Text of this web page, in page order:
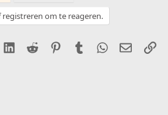
om te reageren.
LinkedIn
Reddit PinterestTumblr WhatsApp
E-mail